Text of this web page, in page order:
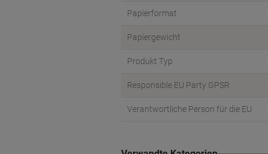
Papierformat
Papiergewicht
Produkt Typ
Responsible EU Party GPSR
Verantwortliche Person für die EU